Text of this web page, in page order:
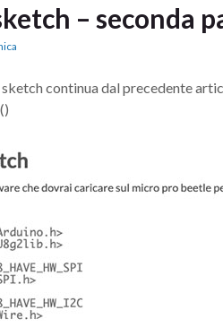
– seconda
continua dal precedente